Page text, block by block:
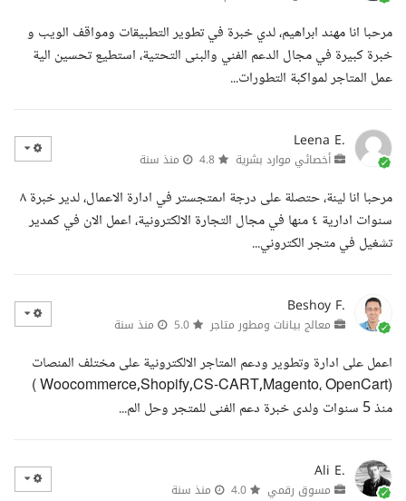
مرحبا انا مهند ابراهيم، لدي خبرة في تطوير التطبيقات ومواقف الويب و
خبرة كبيرة في مجال الدعم الفني والبنى التحتية، استطيع تحسين الية
عمل المتاجر لمواكبة التطورات...
Leena E.
أخصائي موارد بشرية منذ سنة
مرحبا انا لينة، حتصلة على درجة اىمتجستر في ادارة الاعمال، لدير خبرة ٨
سنوات ادارية ٤ منها في مجال التجارة الالكترونية، اعمل الان في كمدير
تشغيل في متجر الكتروني...
Beshoy F.
معالج بيانات ومطور متاجر منذ سنة
اعمل على ادارة وتطوير ودعم المتاجر الالكترونية على مختلف المنصات
(Woocommerce,Shopify,CS-CART,Magento، OpenCart )
منذ 5 سنوات ولدى خبرة دعم الفنى للمتجر وحل الم...
Ali E.
مسوق رقمي منذ سنة